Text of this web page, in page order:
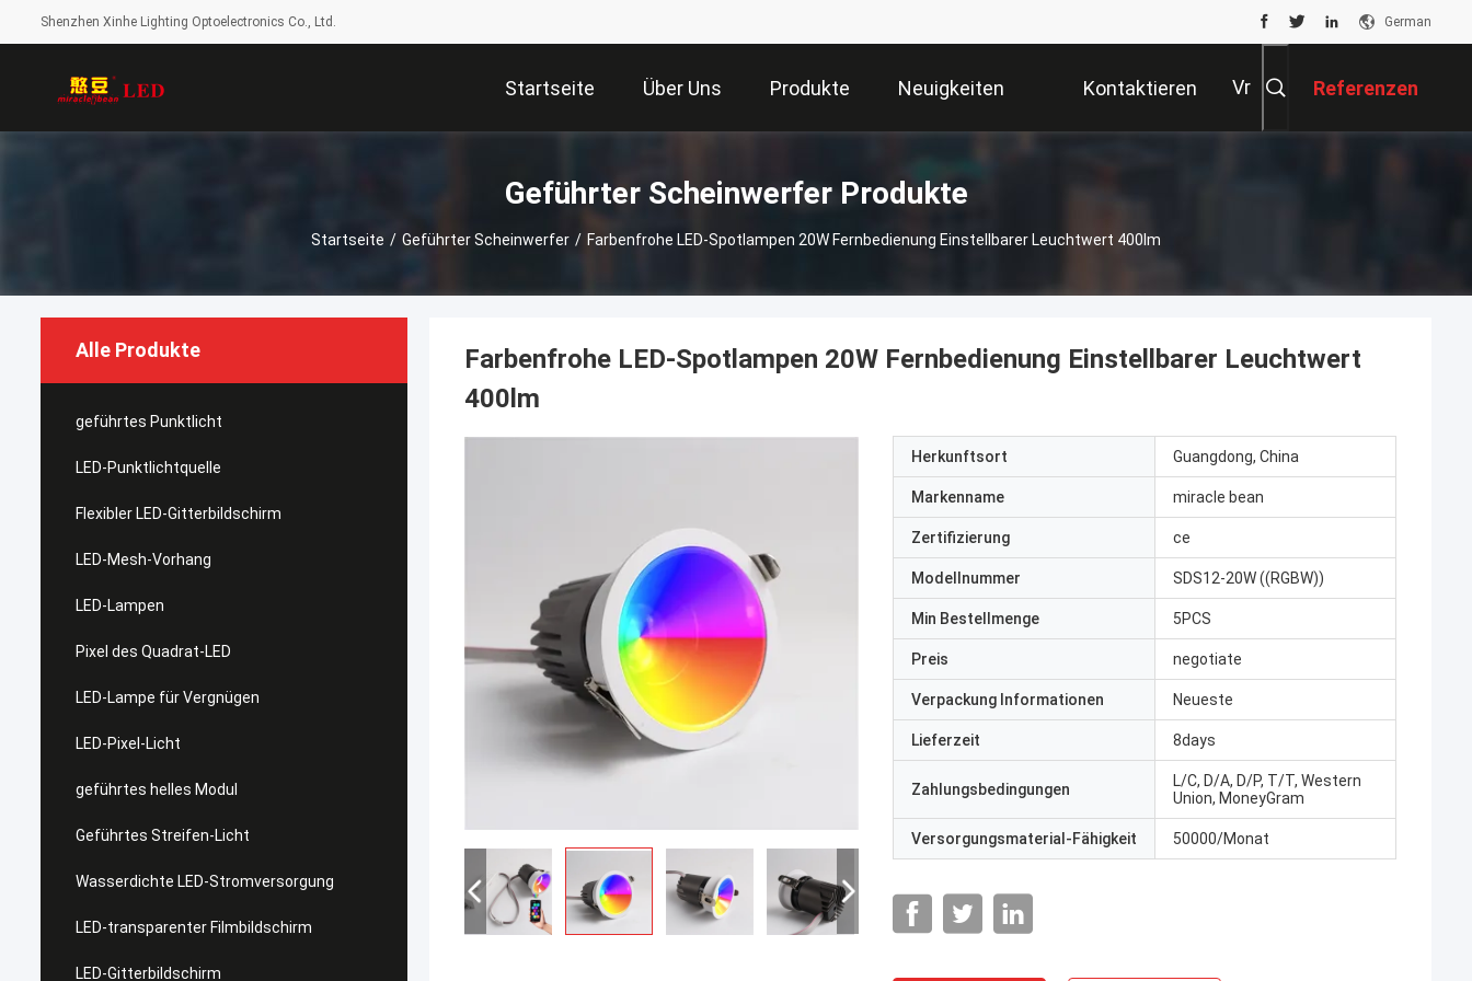
Shenzhen Xinhe Lighting Optoelectronics Co., Ltd. German
Startseite Über Uns Produkte Neuigkeiten Kontaktieren Vr Referenzen
Geführter Scheinwerfer Produkte
Startseite / Geführter Scheinwerfer / Farbenfrohe LED-Spotlampen 20W Fernbedienung Einstellbarer Leuchtwert 400lm
Alle Produkte
geführtes Punktlicht
LED-Punktlichtquelle
Flexibler LED-Gitterbildschirm
LED-Mesh-Vorhang
LED-Lampen
Pixel des Quadrat-LED
LED-Lampe für Vergnügen
LED-Pixel-Licht
geführtes helles Modul
Geführtes Streifen-Licht
Wasserdichte LED-Stromversorgung
LED-transparenter Filmbildschirm
LED-Gitterbildschirm
Farbenfrohe LED-Spotlampen 20W Fernbedienung Einstellbarer Leuchtwert
400lm
Herkunftsort Guangdong, China
Markenname miracle bean
Zertifizierung ce
Modellnummer SDS12-20W ((RGBW))
Min Bestellmenge 5PCS
Preis negotiate
Verpackung Informationen Neueste
Lieferzeit 8days
Zahlungsbedingungen
L/C, D/A, D/P, T/T, Western
Union, MoneyGram
Versorgungsmaterial-Fähigkeit 50000/Monat